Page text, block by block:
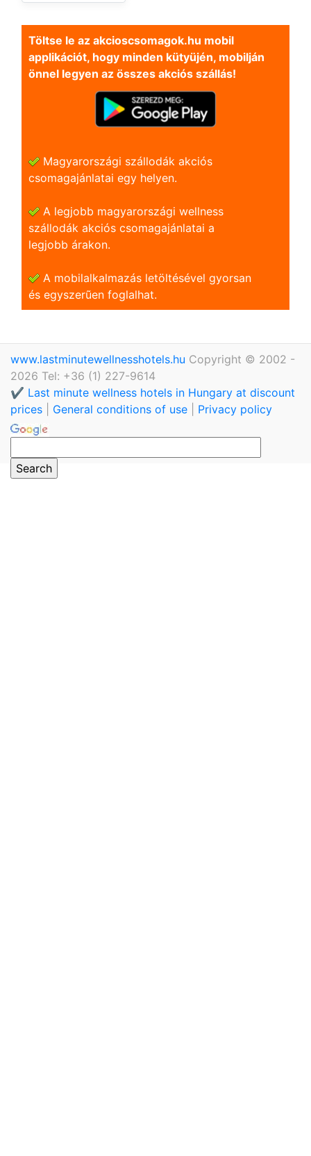
Töltse le az akcioscsomagok.hu mobil
applikációt, hogy minden kütyüjén, mobilján
önnel legyen az összes akciós szállás!
Magyarországi szállodák akciós
csomagajánlatai egy helyen.
A legjobb magyarországi wellness
szállodák akciós csomagajánlatai a
legjobb árakon.
A mobilalkalmazás letöltésével gyorsan
és egyszerũen foglalhat.
www.lastminutewellnesshotels.hu Copyright © 2002 -
2026 Tel: +36 (1) 227-9614
✔️ Last minute wellness hotels in Hungary at discount
prices
General conditions of use Privacy policy